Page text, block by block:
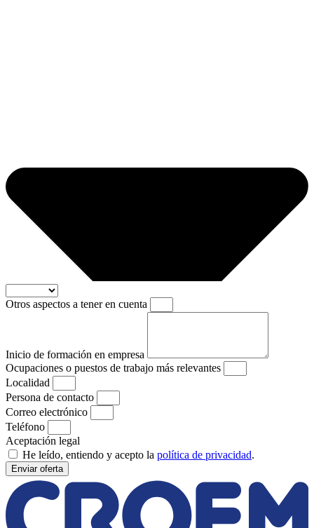
Otros aspectos a tener en cuenta
Inicio de formación en empresa
Ocupaciones o puestos de trabajo más relevantes
Localidad
Persona de contacto
Correo electrónico
Teléfono
Aceptación legal
He leído, entiendo y acepto la política de privacidad.
Enviar oferta